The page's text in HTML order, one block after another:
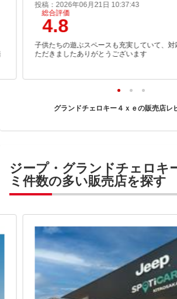
投稿：2026年06月21日 10:37:43
総合評価
4.8
子供たちの遊ぶスペースも充実していて、
ただきましたありがとうございます
グランドチェロキー４ｘｅの販売店レ
ジープ・グランドチェロキ
ミ件数の多い販売店を探す